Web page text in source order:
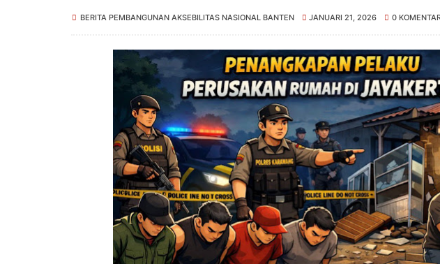
BERITA PEMBANGUNAN AKSEBILITAS NASIONAL BANTEN JANUARI 21, 2026 0